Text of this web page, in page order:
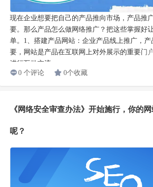
现在企业想要把自己的产品推向市场，产品推
要。那么产品怎么做网络推广？把这些掌握好
单。1、搭建产品网站：企业产品线上推广，
要，网站是产品在互联网上对外展示的重要门
进行互动交流...
0 个评论
0个收藏
《网络安全审查办法》开始施行，你的
呢？